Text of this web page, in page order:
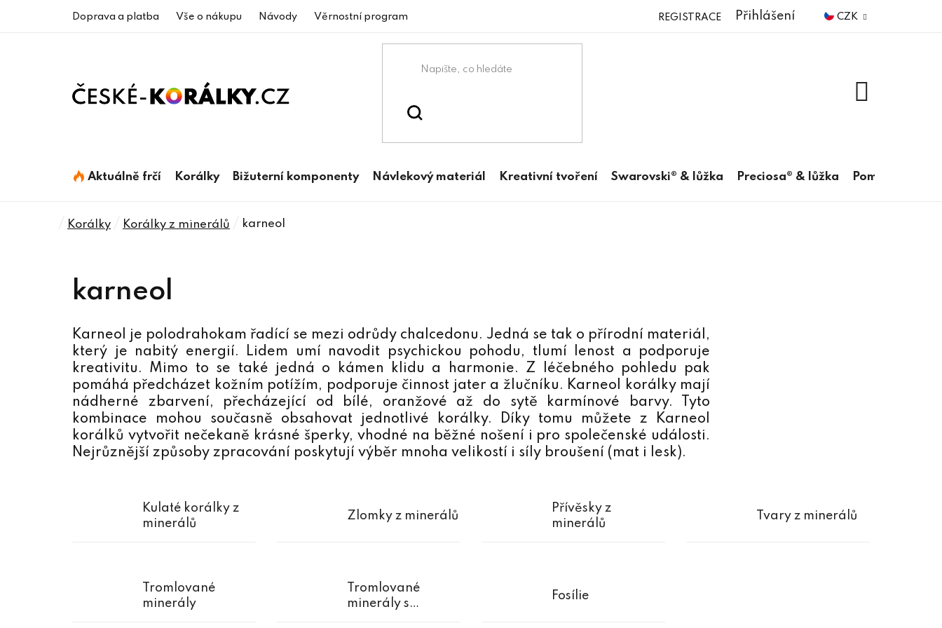
Doprava a platba Vše o nákupu Návody Věrnostní program CZK
Přihlášení
REGISTRACE
Aktuálně frčí Korálky Bižuterní komponenty Návlekový materiál Kreativní tvoření Swarovski® & lůžka Preciosa® & lůžka Pomůcky
Domů
Korálky Korálky z minerálů karneol
karneol
Karneol je polodrahokam řadící se mezi odrůdy chalcedonu. Jedná se tak o přírodní materiál,
který je nabitý energií. Lidem umí navodit psychickou pohodu, tlumí lenost a podporuje
kreativitu. Mimo to se také jedná o kámen klidu a harmonie. Z léčebného pohledu pak
pomáhá předcházet kožním potížím, podporuje činnost jater a žlučníku. Karneol korálky mají
nádherné zbarvení, přecházející od bílé, oranžové až do sytě karmínové barvy. Tyto
kombinace mohou současně obsahovat jednotlivé korálky. Díky tomu můžete z Karneol
korálků vytvořit nečekaně krásné šperky, vhodné na běžné nošení i pro společenské události.
Nejrůznější způsoby zpracování poskytují výběr mnoha velikostí i síly broušení (mat i lesk).
Kulaté korálky z
minerálů
Zlomky z minerálů
Přívěsky z
minerálů
Tvary z minerálů
Tromlované
minerály
Tromlované
minerály s
Fosílie